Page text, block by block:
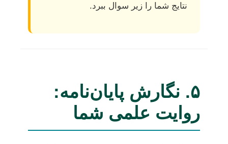
نتایج شما را زیر سوال ببرد.
۵. نگارش پایان‌نامه:
روایت علمی شما